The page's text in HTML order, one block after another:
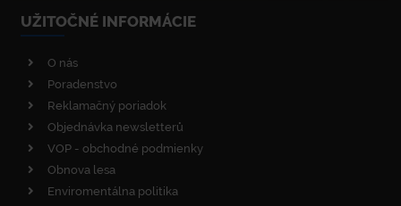
UŽITOČNÉ INFORMÁCIE
O nás
Poradenstvo
Reklamačný poriadok
Objednávka newsletterů
VOP - obchodné podmienky
Obnova lesa
Enviromentálna politika